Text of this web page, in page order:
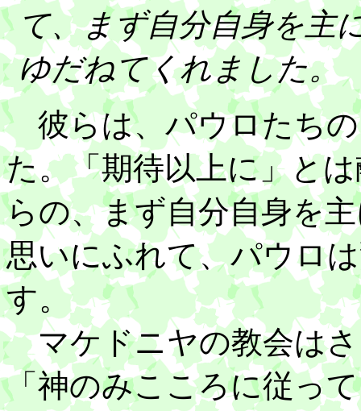
て、まず自分自身を主
ゆだねてくれました。
彼らは、パウロたちの
た。「期待以上に」と
らの、まず自分自身を
思いにふれて、パウロ
す。
マケドニヤの教会はさ
「神のみこころに従っ